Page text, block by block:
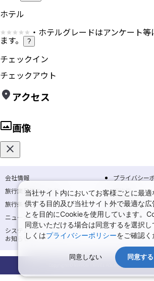
ホテル
・ホテルグレードはアンケート
ます。 ?
チェックイン
チェックアウト
アクセス
画像
会社情報
プライバシー
旅行業登録票・約款
規約集
旅行条件書
商標について
ニュースリリース
採用情報
システムメンテナンスの
お知らせ
サイトマップ
Copyright © NIPPON TRAVEL AGENCY Co.,LTD. All
当社サイト内においてお客様ごとに最
供する目的及び当社サイト外で最適な広
とを目的にCookieを使用しています。
同意いただける場合は同意するを選択
しくはプライバシーポリシーをご確認く
同意しない 同意する